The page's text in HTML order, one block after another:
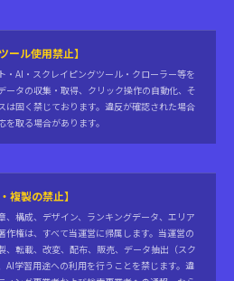
ール使用禁止】
・AI・スクレイピングツール・クローラー等を
ータの収集・取得、クリック操作の自動化、そ
は固く禁じております。違反が確認された場合
取る場合があります。
複製の禁止】
、構成、デザイン、ランキングデータ、エリア
作権は、すべて当運営に帰属します。当運営の
、転載、改変、配布、販売、データ抽出（スク
AI学習用途への利用を行うことを禁じます。違